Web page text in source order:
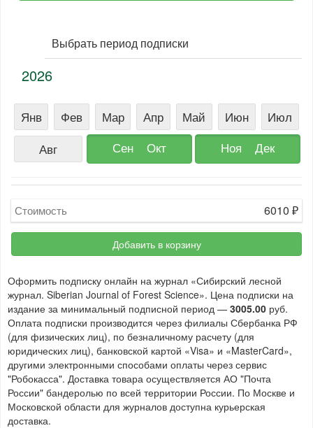
Выбрать период подписки
2026
Янв Фев Мар Апр Май Июн
Июл
Авг
Сен Окт Ноя Дек
Стоимость 6010 ₽
Добавить в корзину
Оформить подписку онлайн на журнал «Сибирский лесной
журнал. Siberian Journal of Forest Science». Цена подписки на
издание за минимальный подписной период — 3005.00 руб.
Оплата подписки производится через филиалы Сбербанка РФ
(для физических лиц), по безналичному расчету (для
юридических лиц), банковской картой «Visa» и «MasterCard»,
другими электронными способами оплаты через сервис
"Робокасса". Доставка товара осуществляется АО "Почта
России" бандеролью по всей территории России. По Москве и
Московской области для журналов доступна курьерская
доставка.